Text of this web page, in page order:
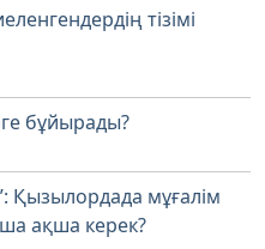
тізімі
бұйырады?
Қызылордада мұғалім
ақша керек?